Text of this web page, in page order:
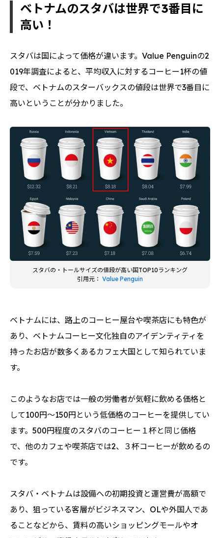
ベトナムのスタバは世界で3番目に
高い！
スタバは国によって価格が違います。Value Penguinの2
019年調査によると、平均収入に対するコーヒー1杯の値
段で、ベトナムのスターバックスの値段は世界で3番目に
高いということが分かりました。
スタバの・トールサイズの値段が高い国TOP10ランキング
引用元： Value Penguin
ベトナムには、路上のコーヒー屋台や喫茶店にも特色が
あり、ベトナムコーヒー文化独自のアイデンティティを
持ったお店が数多くあるカフェ大国として知られていま
す。
このようなお店では一般の労働者が気軽に飲める価格と
して100円〜150円という低価格のコーヒーを提供してい
ます。500円程度のスタバのコーヒー１杯と同じ価格
で、他のカフェや喫茶店では2、３杯コーヒーが飲めるの
です。
スタバ・ベトナムは設備への初期投資と運営費が高額で
あり、狙っている客層がビジネスマン、OLや外国人であ
ることなどから、賃料の高いショッピングモールやオ